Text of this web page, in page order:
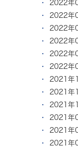
2022年
2022年
2022年
2022年
2022年
2022年
2021年
2021年
2021年
2021年
2021年
2021年